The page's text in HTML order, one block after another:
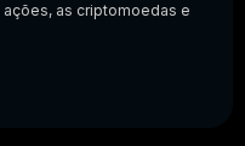
as criptomoedas e